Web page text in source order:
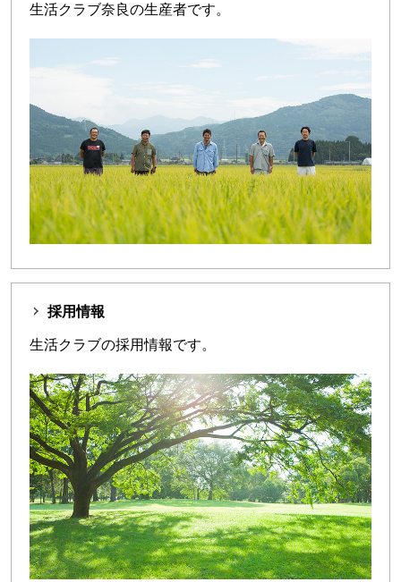
生活クラブ奈良の生産者です。
採用情報
生活クラブの採用情報です。